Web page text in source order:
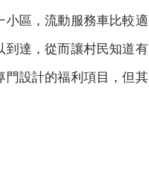
小區，流動服務車比較適
到達，從而讓村民知道有
門設計的福利項目，但其